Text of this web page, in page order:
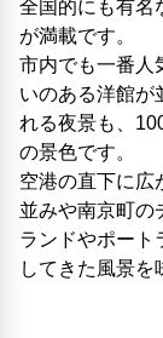
全国的にも有名
が満載です。
市内でも一番人
いのある洋館が
れる夜景も、
の景色です。
空港の直下に広
並みや南京町の
ランドやポート
してきた風景を